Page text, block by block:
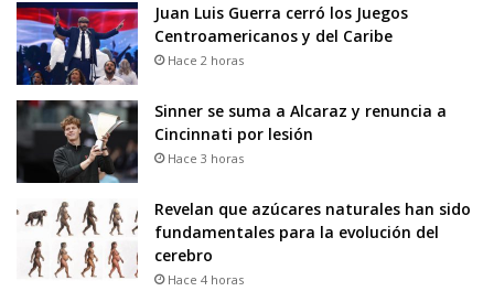
Juan Luis Guerra cerró los Juegos
Centroamericanos y del Caribe
Hace 2 horas
Sinner se suma a Alcaraz y renuncia a
Cincinnati por lesión
Hace 3 horas
Revelan que azúcares naturales han sido
fundamentales para la evolución del
cerebro
Hace 4 horas